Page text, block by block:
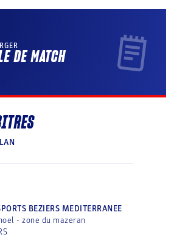
DE MATCH
BEZIERS MEDITERRANEE
- zone du mazeran